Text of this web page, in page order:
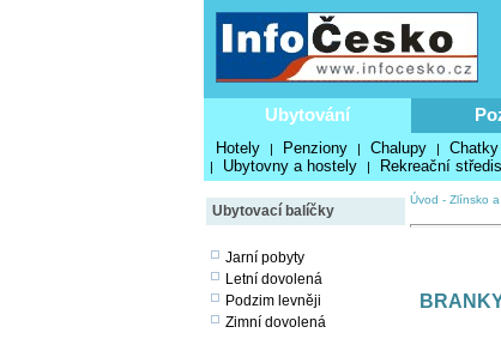
Ubytování
Hotely | Penziony | Chalupy |
| Ubytovny a hostely | Rekreační
Ubytovací balíčky
Jarní pobyty
Letní dovolená
Podzim levněji
Zimní dovolená
Úvod - Zlínsko